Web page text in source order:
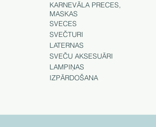
KARNEVĀLA PRECES,
MASKAS
SVECES
SVEČTURI
LATERNAS
SVEČU AKSESUĀRI
LAMPIŅAS
IZPĀRDOŠANA